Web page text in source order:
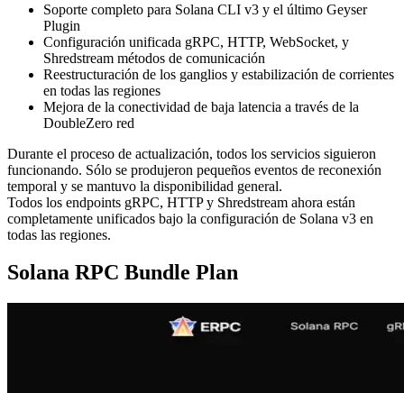
Soporte completo para Solana CLI v3 y el último Geyser
Plugin
Configuración unificada gRPC, HTTP, WebSocket, y
Shredstream métodos de comunicación
Reestructuración de los ganglios y estabilización de corrientes
en todas las regiones
Mejora de la conectividad de baja latencia a través de la
DoubleZero red
Durante el proceso de actualización, todos los servicios siguieron
funcionando. Sólo se produjeron pequeños eventos de reconexión
temporal y se mantuvo la disponibilidad general.
Todos los endpoints gRPC, HTTP y Shredstream ahora están
completamente unificados bajo la configuración de Solana v3 en
todas las regiones.
Solana RPC Bundle Plan